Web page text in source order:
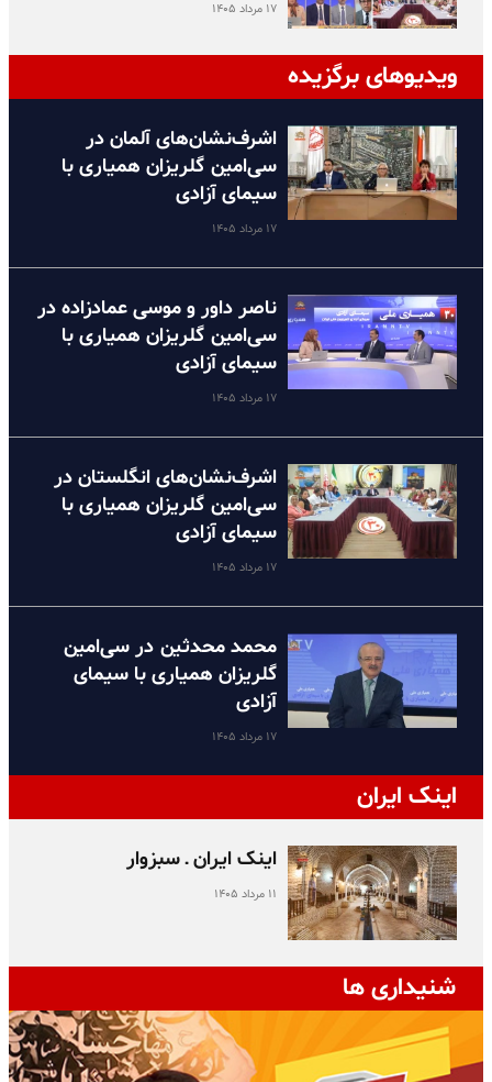
۱۷ مرداد ۱۴۰۵
ویدیوهای برگزیده
اشرف‌نشان‌های آلمان در
سی‌امین گلریزان همیاری با
سیمای آزادی
۱۷ مرداد ۱۴۰۵
ناصر داور و موسی عمادزاده در
سی‌امین گلریزان همیاری با
سیمای آزادی
۱۷ مرداد ۱۴۰۵
اشرف‌نشان‌های انگلستان در
سی‌امین گلریزان همیاری با
سیمای آزادی
۱۷ مرداد ۱۴۰۵
محمد محدثین در سی‌امین
گلریزان همیاری با سیمای
آزادی
۱۷ مرداد ۱۴۰۵
اینک ایران
اینک ایران ـ سبزوار
۱۱ مرداد ۱۴۰۵
شنیداری ها